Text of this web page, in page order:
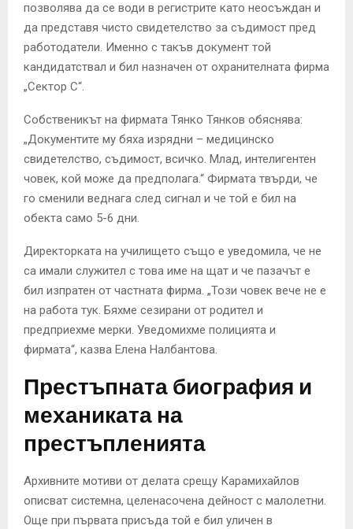
позволява да се води в регистрите като неосъждан и
да представя чисто свидетелство за съдимост пред
работодатели. Именно с такъв документ той
кандидатствал и бил назначен от охранителната фирма
„Сектор С“.
Собственикът на фирмата Тянко Тянков обяснява:
„Документите му бяха изрядни – медицинско
свидетелство, съдимост, всичко. Млад, интелигентен
човек, кой може да предполага.“ Фирмата твърди, че
го сменили веднага след сигнал и че той е бил на
обекта само 5-6 дни.
Директорката на училището също е уведомила, че не
са имали служител с това име на щат и че пазачът е
бил изпратен от частната фирма. „Този човек вече не е
на работа тук. Бяхме сезирани от родител и
предприехме мерки. Уведомихме полицията и
фирмата“, казва Елена Налбантова.
Престъпната биография и
механиката на
престъпленията
Архивните мотиви от делата срещу Карамихайлов
описват системна, целенасочена дейност с малолетни.
Още при първата присъда той е бил уличен в